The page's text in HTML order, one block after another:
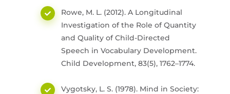
Rowe, M. L. (2012). A Longitudinal
Investigation of the Role of Quantity
and Quality of Child-Directed
Speech in Vocabulary Development.
Child Development, 83(5), 1762–1774.
Vygotsky, L. S. (1978). Mind in Society: